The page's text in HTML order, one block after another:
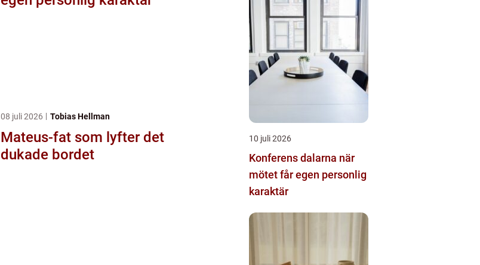
08 juli 2026 Tobias Hellman
Mateus-fat som lyfter det
dukade bordet
10 juli 2026
Konferens dalarna när
mötet får egen personlig
karaktär